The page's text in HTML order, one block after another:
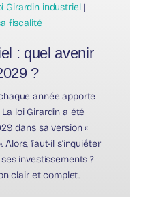
Girardin industriel|
fiscalité
: quel avenir
?
année apporte
loi Girardin a été
dans sa version «
Alors, faut-il s’inquiéter
investissements ?
clair et complet.